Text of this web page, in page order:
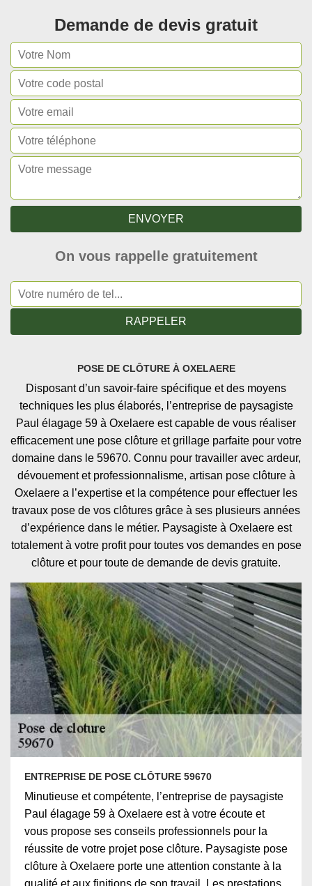
Demande de devis gratuit
On vous rappelle gratuitement
POSE DE CLÔTURE À OXELAERE
Disposant d’un savoir-faire spécifique et des moyens
techniques les plus élaborés, l’entreprise de paysagiste
Paul élagage 59 à Oxelaere est capable de vous réaliser
efficacement une pose clôture et grillage parfaite pour votre
domaine dans le 59670. Connu pour travailler avec ardeur,
dévouement et professionnalisme, artisan pose clôture à
Oxelaere a l’expertise et la compétence pour effectuer les
travaux pose de vos clôtures grâce à ses plusieurs années
d’expérience dans le métier. Paysagiste à Oxelaere est
totalement à votre profit pour toutes vos demandes en pose
clôture et pour toute de demande de devis gratuite.
ENTREPRISE DE POSE CLÔTURE 59670
Minutieuse et compétente, l’entreprise de paysagiste
Paul élagage 59 à Oxelaere est à votre écoute et
vous propose ses conseils professionnels pour la
réussite de votre projet pose clôture. Paysagiste pose
clôture à Oxelaere porte une attention constante à la
qualité et aux finitions de son travail. Les prestations